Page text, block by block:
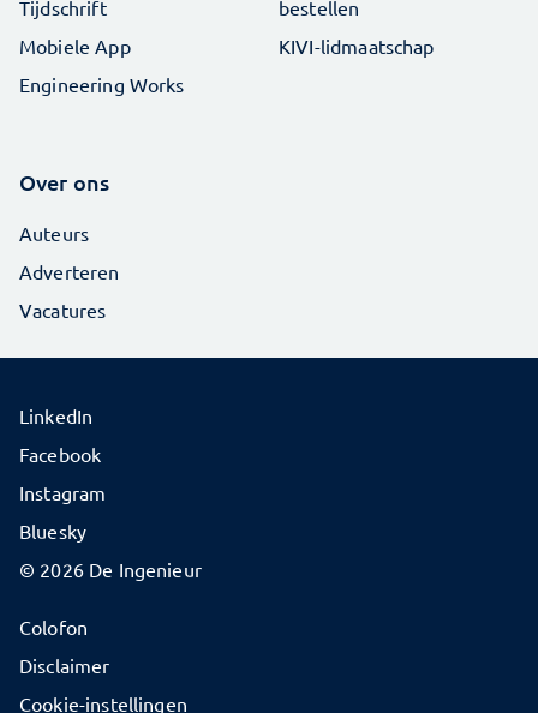
Tijdschrift
Mobiele App
Engineering Works
bestellen
KIVI-lidmaatschap
Over ons
Auteurs
Adverteren
Vacatures
© 2026 De Ingenieur
Colofon
Disclaimer
Cookie-instellingen
LinkedIn
Facebook
Instagram
Bluesky